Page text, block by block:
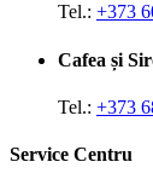
Tel.: +373
Cafea și
Tel.: +373
Service Centru